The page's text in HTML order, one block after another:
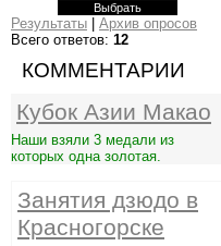
Результаты
Архив опросов
Всего ответов: 12
КОММЕНТАРИИ
Кубок Азии Макао
Наши взяли 3 медали из
которых одна золотая.
Занятия дзюдо в
Красногорске